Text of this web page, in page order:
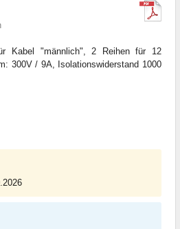
Kabel "männlich", 2 Reihen für 12
300V / 9A, Isolationswiderstand 1000